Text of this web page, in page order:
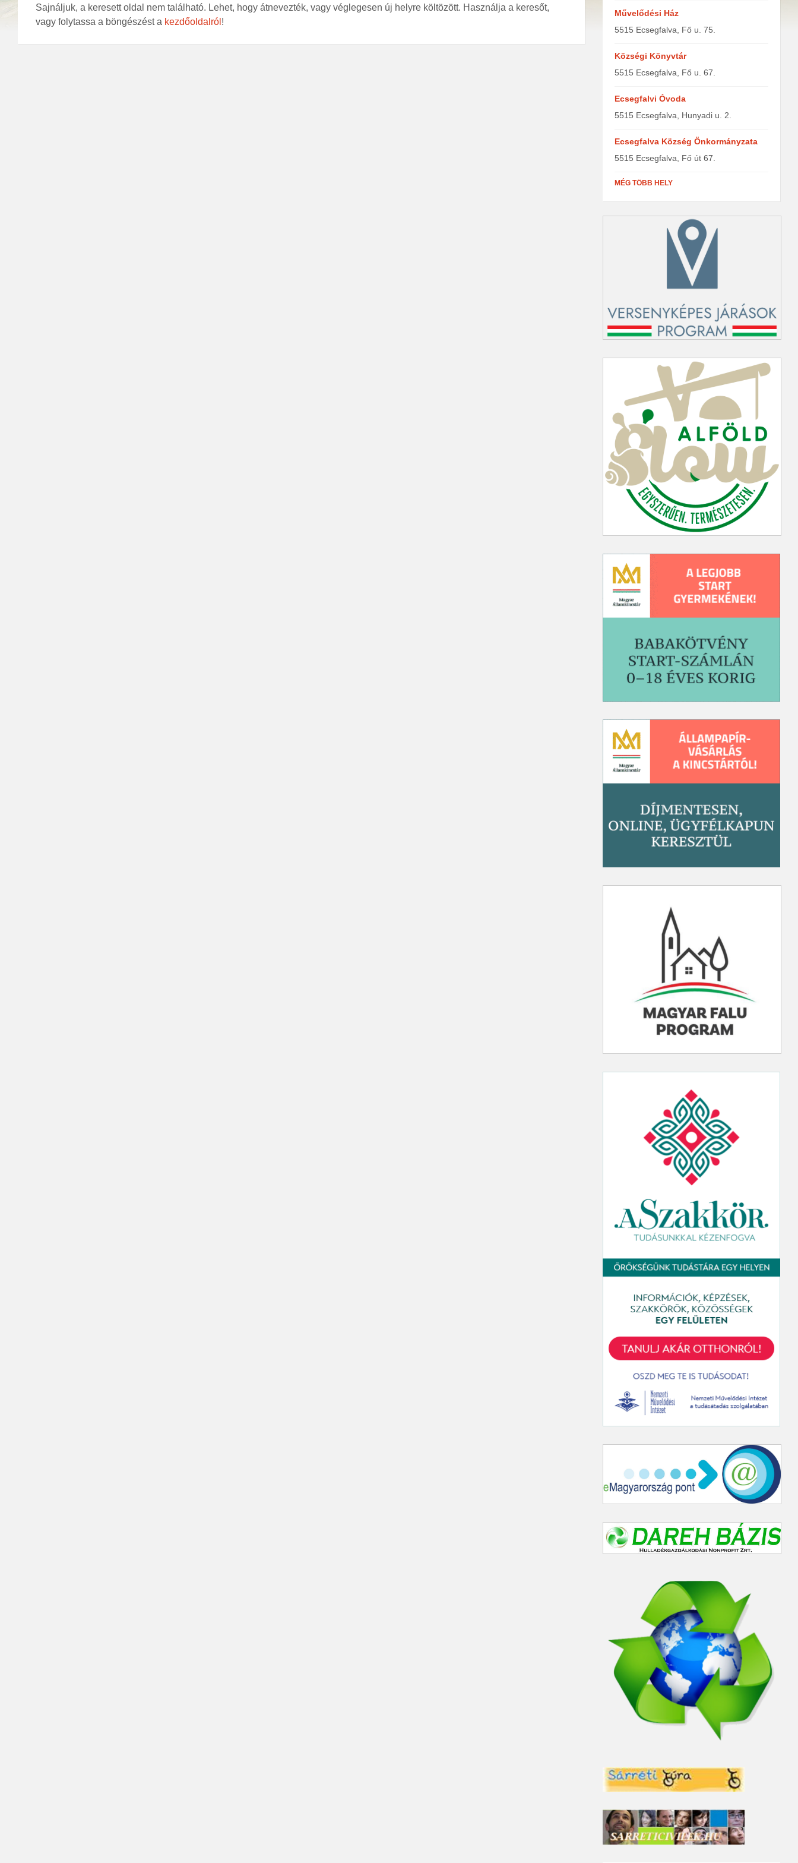
Sajnáljuk, a keresett oldal nem található. Lehet, hogy átnevezték, vagy véglegesen új helyre költözött. Használja a keresőt,
vagy folytassa a böngészést a kezdőoldalról !
Művelődési Ház
5515 Ecsegfalva, Fő u. 75.
Községi Könyvtár
5515 Ecsegfalva, Fő u. 67.
Ecsegfalvi Óvoda
5515 Ecsegfalva, Hunyadi u. 2.
Ecsegfalva Község Önkormányzata
5515 Ecsegfalva, Fő út 67.
MÉG TÖBB HELY